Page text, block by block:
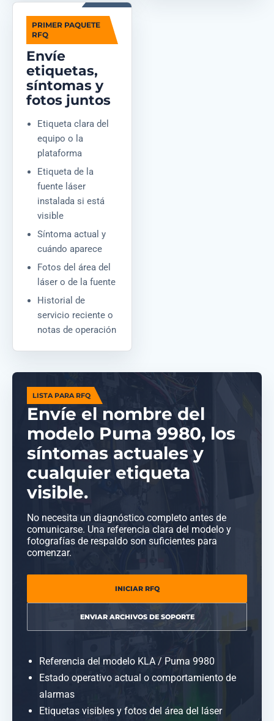
PRIMER PAQUETE
RFQ
Envíe
etiquetas,
síntomas y
fotos juntos
Etiqueta clara del
equipo o la
plataforma
Etiqueta de la
fuente láser
instalada si está
visible
Síntoma actual y
cuándo aparece
Fotos del área del
láser o de la fuente
Historial de
servicio reciente o
notas de operación
LISTA PARA RFQ
Envíe el nombre del
modelo Puma 9980, los
síntomas actuales y
cualquier etiqueta
visible.
No necesita un diagnóstico completo antes de
comunicarse. Una referencia clara del modelo y
fotografías de respaldo son suficientes para
comenzar.
INICIAR RFQ
ENVIAR ARCHIVOS DE SOPORTE
Referencia del modelo KLA / Puma 9980
Estado operativo actual o comportamiento de
alarmas
Etiquetas visibles y fotos del área del láser